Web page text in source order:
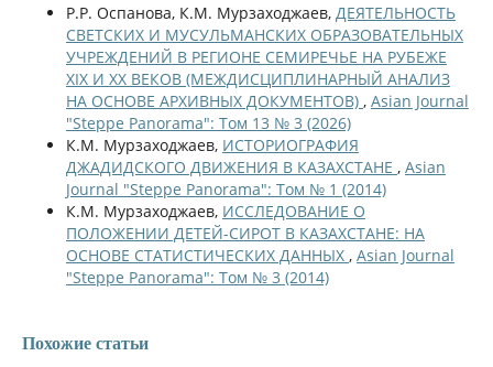
Р.Р. Оспанова, К.М. Мурзаходжаев, ДЕЯТЕЛЬНОСТЬ
СВЕТСКИХ И МУСУЛЬМАНСКИХ ОБРАЗОВАТЕЛЬНЫХ
УЧРЕЖДЕНИЙ В РЕГИОНЕ СЕМИРЕЧЬЕ НА РУБЕЖЕ
XIX И XX ВЕКОВ (МЕЖДИСЦИПЛИНАРНЫЙ АНАЛИЗ
НА ОСНОВЕ АРХИВНЫХ ДОКУМЕНТОВ) , Asian Journal
"Steppe Panorama": Том 13 № 3 (2026)
К.М. Мурзаходжаев, ИСТОРИОГРАФИЯ
ДЖАДИДСКОГО ДВИЖЕНИЯ В КАЗАХСТАНЕ , Asian
Journal "Steppe Panorama": Том № 1 (2014)
К.М. Мурзаходжаев, ИССЛЕДОВАНИЕ О
ПОЛОЖЕНИИ ДЕТЕЙ-СИРОТ В КАЗАХСТАНЕ: НА
ОСНОВЕ СТАТИСТИЧЕСКИХ ДАННЫХ , Asian Journal
"Steppe Panorama": Том № 3 (2014)
Похожие статьи